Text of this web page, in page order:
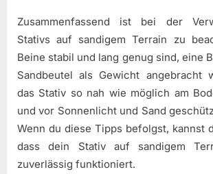
Zusammenfassend ist bei der
Stativs auf sandigem Terrain zu
Beine stabil und lang genug sind, eine
Sandbeutel als Gewicht angebracht
das Stativ so nah wie möglich am
und vor Sonnenlicht und Sand
Wenn du diese Tipps befolgst, kannst
dass dein Stativ auf sandigem
zuverlässig funktioniert.